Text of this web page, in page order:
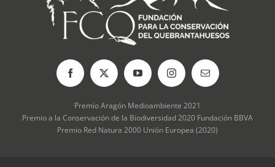
Premio Aragón Medioambiente 2021
Premio a la Conservación de la Biodiversidad 2020 Fundación BBVA
Premio Red Natura 2000 Unión Europea (2020)